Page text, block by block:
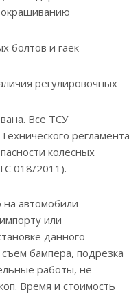
болтов и гаек
регулировочных
Все ТСУ
регламента
колесных
018/2011).
автомобили
или
данного
бампера, подрезка
работы, не
Время и стоимость